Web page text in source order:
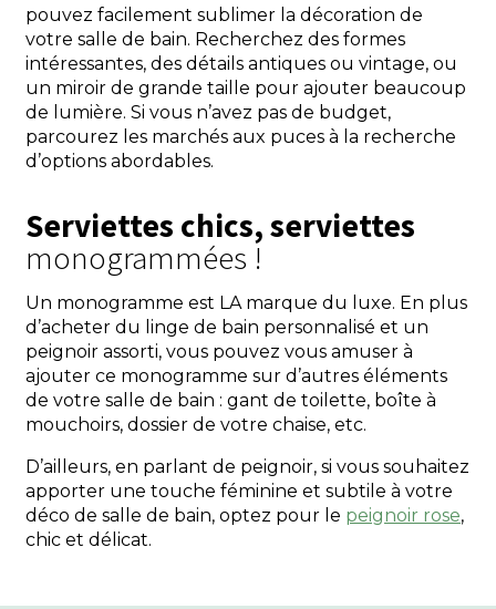
pouvez facilement sublimer la décoration de
votre salle de bain. Recherchez des formes
intéressantes, des détails antiques ou vintage, ou
un miroir de grande taille pour ajouter beaucoup
de lumière. Si vous n’avez pas de budget,
parcourez les marchés aux puces à la recherche
d’options abordables.
Serviettes chics, serviettes
monogrammées !
Un monogramme est LA marque du luxe. En plus
d’acheter du linge de bain personnalisé et un
peignoir assorti, vous pouvez vous amuser à
ajouter ce monogramme sur d’autres éléments
de votre salle de bain : gant de toilette, boîte à
mouchoirs, dossier de votre chaise, etc.
D’ailleurs, en parlant de peignoir, si vous souhaitez
apporter une touche féminine et subtile à votre
déco de salle de bain, optez pour le peignoir rose,
chic et délicat.